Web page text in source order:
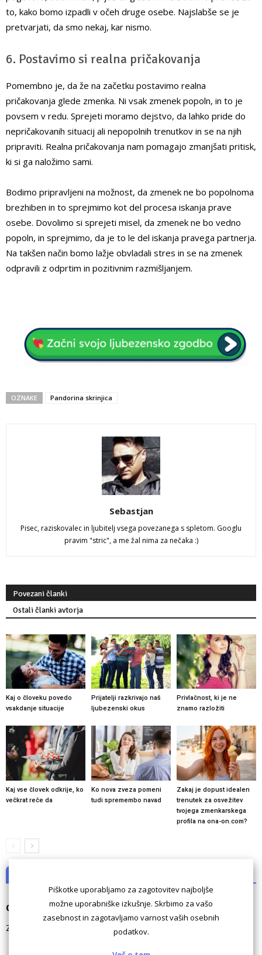
to, kako bomo izpadli v očeh druge osebe. Najslabše se je
pretvarjati, da smo nekaj, kar nismo.
6. Postavimo si realna pričakovanja
Pomembno je, da že na začetku postavimo realna
pričakovanja glede zmenka. Ni vsak zmenek popoln, in to je
povsem v redu. Sprejeti moramo dejstvo, da lahko pride do
nepričakovanih situacij ali nepopolnih trenutkov in se na njih
pripraviti. Realna pričakovanja nam pomagajo zmanjšati pritisk,
ki si ga naložimo sami.
Bodimo pripravljeni na možnost, da zmenek ne bo popolnoma
brezhiben in to sprejmimo kot del procesa iskanja prave
osebe. Dovolimo si sprejeti misel, da zmenek ne bo vedno
popoln, in sprejmimo, da je to le del iskanja pravega partnerja.
Na takšen način bomo lažje obvladali stres in se na zmenek
odpravili z odprtim in pozitivnim razmišljanjem.
OZNAKE Pandorina skrinjica
Sebastjan
Pisec, raziskovalec in ljubitelj vsega povezanega s spletom. Googlu
pravim "stric", a me žal nima za nečaka :)
Povezani članki
Ostali članki avtorja
Kaj o človeku povedo
vsakdanje situacije
Prijatelji razkrivajo naš
ljubezenski okus
Privlačnost, ki je ne
znamo razložiti
Kaj vse človek odkrije, ko
večkrat reče da
Ko nova zveza pomeni
tudi spremembo navad
Zakaj je dopust idealen
trenutek za osvežitev
tvojega zmenkarskega
profila na ona-on.com?
Odgovori
Za komentiranje morate bitiprijavljeni
Piškotke uporabljamo za zagotovitev najboljše
možne uporabniške izkušnje. Skrbimo za vašo
zasebnost in zagotavljamo varnost vaših osebnih
podatkov.